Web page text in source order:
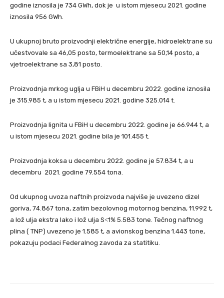
godine iznosila je 734 GWh, dok je u istom mjesecu 2021. godine
iznosila 956 GWh.
U ukupnoj bruto proizvodnji električne energije, hidroelektrane su
učestvovale sa 46,05 posto, termoelektrane sa 50,14 posto, a
vjetroelektrane sa 3,81 posto.
Proizvodnja mrkog uglja u FBiH u decembru 2022. godine iznosila
je 315.985 t, a u istom mjesecu 2021. godine 325.014 t.
Proizvodnja lignita u FBiH u decembru 2022. godine je 66.944 t, a
u istom mjesecu 2021. godine bila je 101.455 t.
Proizvodnja koksa u decembru 2022. godine je 57.834 t, a u
decembru 2021. godine 79.554 tona.
Od ukupnog uvoza naftnih proizvoda najviše je uvezeno dizel
goriva, 74.867 tona, zatim bezolovnog motornog benzina, 11.992 t,
a lož ulja ekstra lako i lož ulja S˂1% 5.583 tone. Tečnog naftnog
plina ( TNP) uvezeno je 1.585 t, a avionskog benzina 1.443 tone,
pokazuju podaci Federalnog zavoda za statitiku.